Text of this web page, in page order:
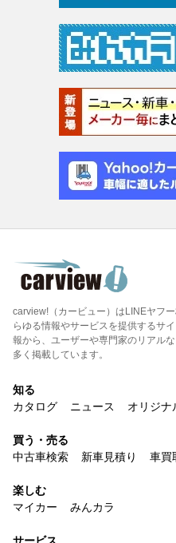
carview!（カービュー）はLINEヤフ
らゆる情報やサービスを提供するサ
報から、ユーザーや専門家のリアル
多く掲載しています。
知る
カタログ
ニュース オリジナ
買う・売る
中古車検索
新車見積り 車買
楽しむ
マイカー
みんカラ